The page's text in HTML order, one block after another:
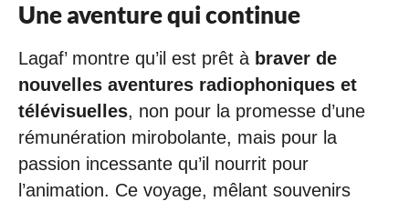
Une aventure qui continue
Lagaf’ montre qu’il est prêt à braver de
nouvelles aventures radiophoniques et
télévisuelles, non pour la promesse d’une
rémunération mirobolante, mais pour la
passion incessante qu’il nourrit pour
l’animation. Ce voyage, mêlant souvenirs